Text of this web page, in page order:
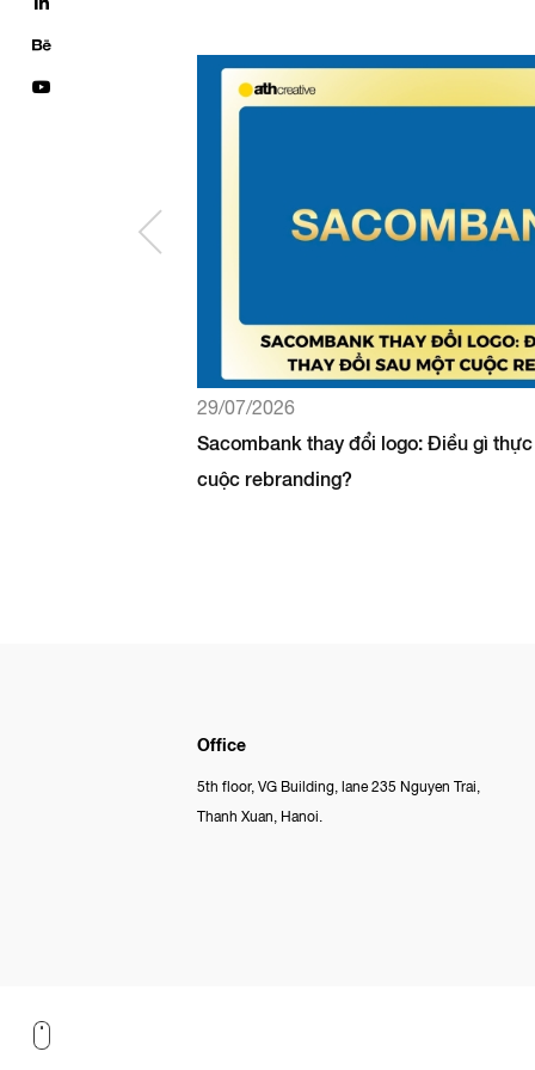
29/07/2026
Sacombank thay đổi logo: Điều gì
cuộc rebranding?
Office
5th floor, VG Building, lane 235 Nguyen Trai,
Thanh Xuan, Hanoi.